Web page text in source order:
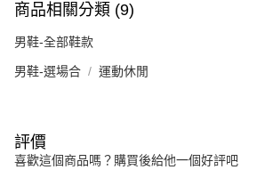
商品相關分類 (9)
男鞋-全部鞋款
男鞋-選場合 運動休閒
評價
喜歡這個商品嗎？購買後給他一個好評吧